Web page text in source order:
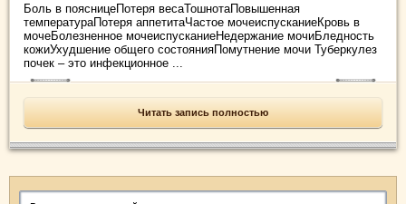
Боль в поясницеПотеря весаТошнотаПовышенная
температураПотеря аппетитаЧастое мочеиспусканиеКровь в
мочеБолезненное мочеиспусканиеНедержание мочиБледность
кожиУхудшение общего состоянияПомутнение мочи Туберкулез
почек – это инфекционное ...
Читать запись полностью